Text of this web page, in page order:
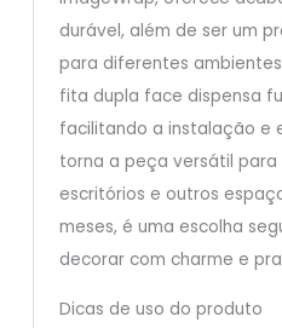
durável, além de ser um
para diferentes
fita dupla face dispensa
facilitando a instalação e
torna a peça versátil para
escritórios e outros
meses, é uma escolha
decorar com charme e
Dicas de uso do produto